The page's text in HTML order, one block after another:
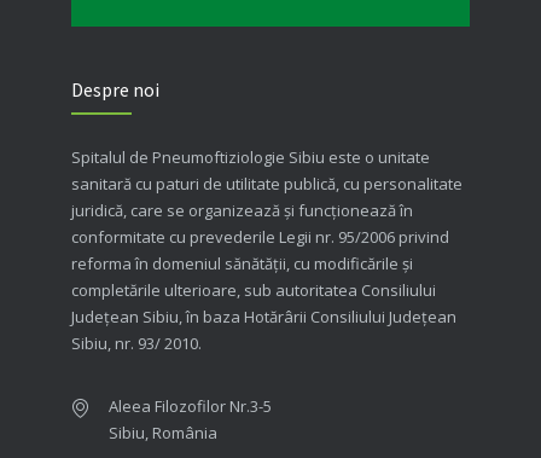
Despre noi
Spitalul de Pneumoftiziologie Sibiu este o unitate
sanitară cu paturi de utilitate publică, cu personalitate
juridică, care se organizează şi funcţionează în
conformitate cu prevederile Legii nr. 95/2006 privind
reforma în domeniul sănătăţii, cu modificările şi
completările ulterioare, sub autoritatea Consiliului
Judeţean Sibiu, în baza Hotărârii Consiliului Judeţean
Sibiu, nr. 93/ 2010.
Aleea Filozofilor Nr.3-5
Sibiu, România